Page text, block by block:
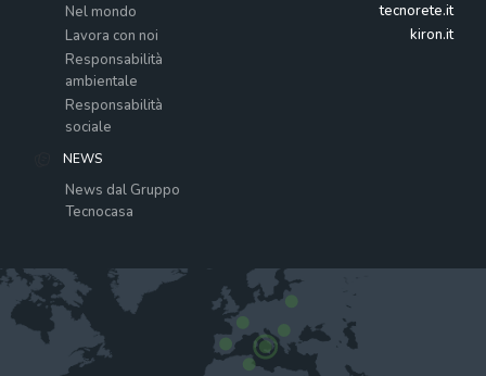
Nel mondo
Lavora con noi
Responsabilità
ambientale
Responsabilità
sociale
NEWS
News dal Gruppo
Tecnocasa
tecnorete.it
kiron.it